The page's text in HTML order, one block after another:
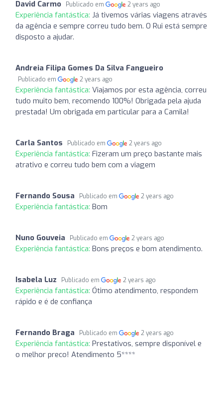
David Carmo Publicado em 2 years ago
Experiência fantástica: Já tivemos várias viagens através
da agência e sempre correu tudo bem. O Rui está sempre
disposto a ajudar.
Andreia Filipa Gomes Da Silva Fangueiro
Publicado em 2 years ago
Experiência fantástica: Viajamos por esta agência, correu
tudo muito bem, recomendo 100%! Obrigada pela ajuda
prestada! Um obrigada em particular para a Camila!
Carla Santos Publicado em 2 years ago
Experiência fantástica: Fizeram um preço bastante mais
atrativo e correu tudo bem com a viagem
Fernando Sousa Publicado em 2 years ago
Experiência fantástica: Bom
Nuno Gouveia Publicado em 2 years ago
Experiência fantástica: Bons preços e bom atendimento.
Isabela Luz Publicado em 2 years ago
Experiência fantástica: Ótimo atendimento, respondem
rápido e é de confiança
Fernando Braga Publicado em 2 years ago
Experiência fantástica: Prestativos, sempre disponível e
o melhor preco! Atendimento 5****